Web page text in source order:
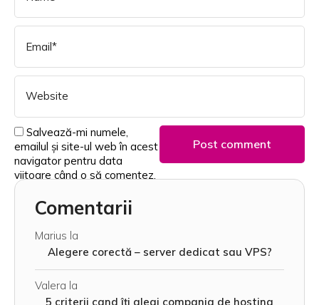
Salvează-mi numele,
emailul și site-ul web în acest
navigator pentru data
viitoare când o să comentez.
Comentarii
Marius la
Alegere corectă – server dedicat sau VPS?
Valera la
5 criterii cand îți alegi compania de hosting